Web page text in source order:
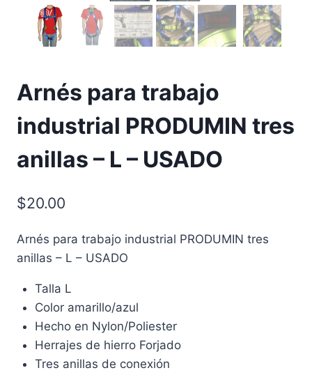
Arnés para trabajo
industrial PRODUMIN tres
anillas – L – USADO
$20.00
Arnés para trabajo industrial PRODUMIN tres
anillas – L – USADO
Talla L
Color amarillo/azul
Hecho en Nylon/Poliester
Herrajes de hierro Forjado
Tres anillas de conexión